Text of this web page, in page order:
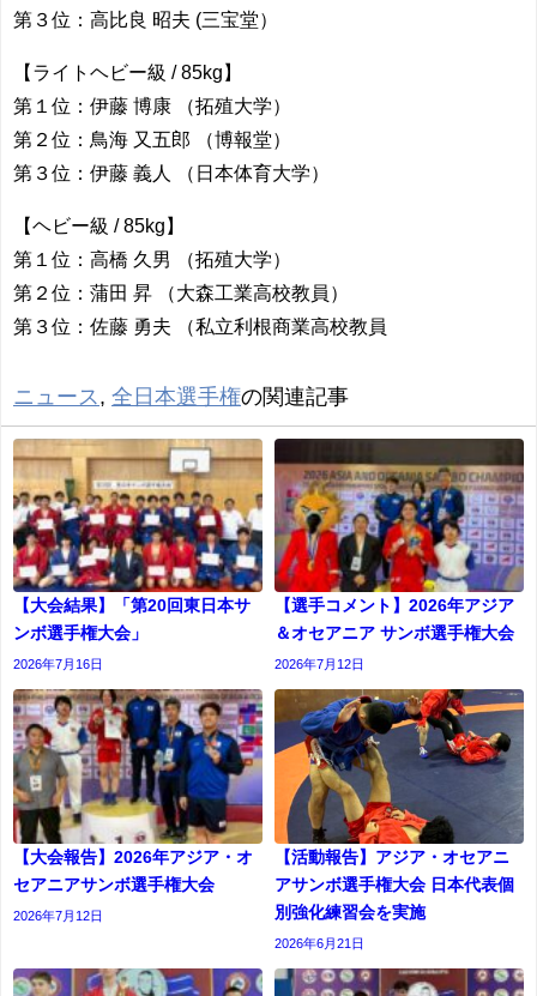
第３位：高比良 昭夫 (三宝堂）
【ライトヘビー級 / 85kg】
第１位：伊藤 博康 （拓殖大学）
第２位：鳥海 又五郎 （博報堂）
第３位：伊藤 義人 （日本体育大学）
【ヘビー級 / 85kg】
第１位：高橋 久男 （拓殖大学）
第２位：蒲田 昇 （大森工業高校教員）
第３位：佐藤 勇夫 （私立利根商業高校教員
ニュース , 全日本選手権の関連記事
【大会結果】「第20回東日本サ
ンボ選手権大会」
2026年7月16日
【選手コメント】2026年アジア
＆オセアニア サンボ選手権大会
2026年7月12日
【大会報告】2026年アジア・オ
セアニアサンボ選手権大会
2026年7月12日
【活動報告】アジア・オセアニ
アサンボ選手権大会 日本代表個
別強化練習会を実施
2026年6月21日